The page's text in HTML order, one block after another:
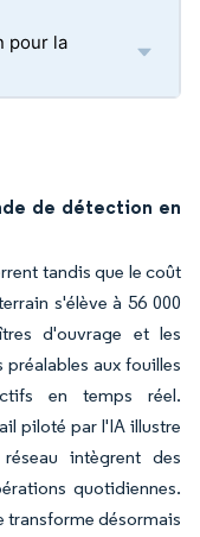
pour la
de détection en
tandis que le coût
s'élève à 56 000
d'ouvrage et les
aux fouilles
en temps réel.
piloté par l'IA illustre
intègrent des
quotidiennes.
transforme désormais